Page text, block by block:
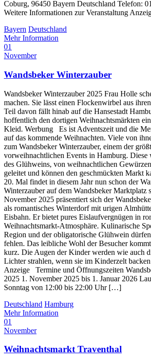
Coburg, 96450 Bayern Deutschland Telefon:
Weitere Informationen zur Veranstaltung
Bayern Deutschland
Mehr Information
01
November
Wandsbeker Winterzauber
Wandsbeker Winterzauber 2025 Frau Holle
machen. Sie lässt einen Flockenwirbel aus
Teil davon fällt hinab auf die Hansestadt
hoffentlich den dortigen Weihnachtsmärkten
Kleid. Werbung Es ist Adventszeit und die
auf das kommende Weihnachten. Viele von
zum Wandsbeker Winterzauber, einem der
vorweihnachtlichen Events in Hamburg.
des Glühweins, von weihnachtlichen
geleitet und können den geschmückten Markt
20. Mal findet in diesem Jahr nun schon der
Winterzauber auf dem Wandsbeker Marktplatz
November 2025 präsentiert sich der
als romantisches Winterdorf mit urigen
Eisbahn. Er bietet pures Eislaufvergnügen in
Weihnachtsmarkt-Atmosphäre. Kulinarische
Region und der obligatorische Glühwein
fehlen. Das leibliche Wohl der Besucher
kurz. Die Augen der Kinder werden wie auch
Lichter strahlen, wenn sie im Kinderzelt
Anzeige Termine und Öffnungszeiten
2025 1. November 2025 bis 1. Januar 2026
Sonntag von 12:00 bis 22:00 Uhr […]
Deutschland Hamburg
Mehr Information
01
November
Weihnachtsmarkt Traventhal